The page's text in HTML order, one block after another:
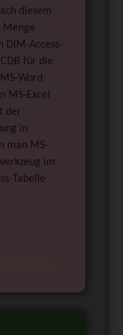
diesem
Menge
DIM-Access-
für die
Word
MS-Excel
der
in
man MS-
im
Tabelle